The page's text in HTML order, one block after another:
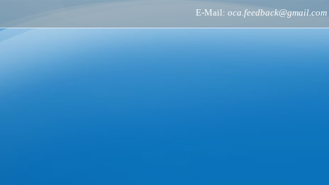
E-Mail: oca.feedback@gmail.com